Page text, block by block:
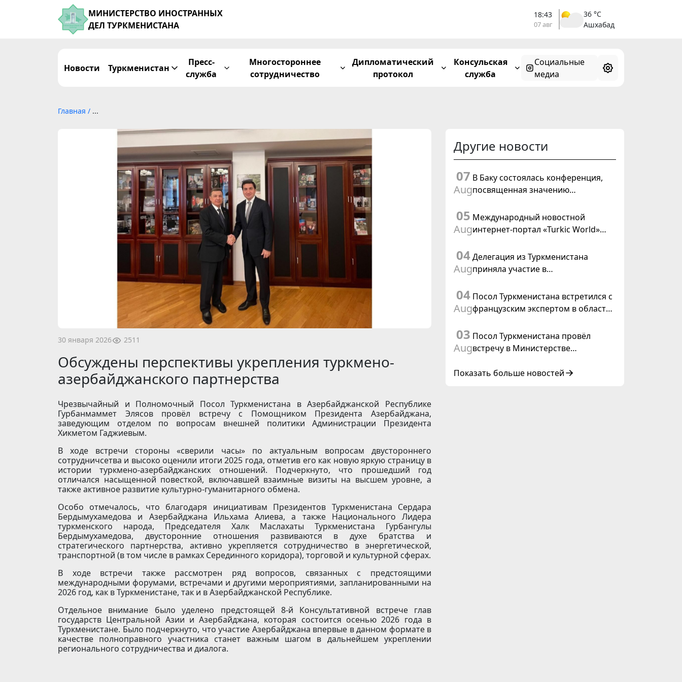
МИНИСТЕРСТВО ИНОСТРАННЫХ
ДЕЛ ТУРКМЕНИСТАНА
18:43
07 авг
36 °C
Ашхабад
Новости Туркменистан
Пресс-
служба
Многостороннее
сотрудничество
Дипломатический
протокол
Консульская
служба
Социальные
медиа
Главная / ...
30 января 2026 2511
Обсуждены перспективы укрепления туркмено-
азербайджанского партнерства
Чрезвычайный и Полномочный Посол Туркменистана в Азербайджанской Республике
Гурбанмаммет Элясов провёл встречу с Помощником Президента Азербайджана,
заведующим отделом по вопросам внешней политики Администрации Президента
Хикметом Гаджиевым.
В ходе встречи стороны «сверили часы» по актуальным вопросам двустороннего
сотрудничсетва и высоко оценили итоги 2025 года, отметив его как новую яркую страницу в
истории туркмено-азербайджанских отношений. Подчеркнуто, что прошедший год
отличался насыщенной повесткой, включавшей взаимные визиты на высшем уровне, а
также активное развитие культурно-гуманитарного обмена.
Особо отмечалось, что благодаря инициативам Президентов Туркменистана Сердара
Бердымухамедова и Азербайджана Ильхама Алиева, а также Национального Лидера
туркменского народа, Председателя Халк Маслахаты Туркменистана Гурбангулы
Бердымухамедова, двусторонние отношения развиваются в духе братства и
стратегического партнерства, активно укрепляется сотрудничество в энергетической,
транспортной (в том числе в рамках Серединного коридора), торговой и культурной сферах.
В ходе встречи также рассмотрен ряд вопросов, связанных с предстоящими
международными форумами, встречами и другими мероприятиями, запланированными на
2026 год, как в Туркменистане, так и в Азербайджанской Республике.
Отдельное внимание было уделено предстоящей 8-й Консультативной встрече глав
государств Центральной Азии и Азербайджана, которая состоится осенью 2026 года в
Туркменистане. Было подчеркнуто, что участие Азербайджана впервые в данном формате в
качестве полноправного участника станет важным шагом в дальнейшем укреплении
регионального сотрудничества и диалога.
Другие новости
07
Aug
В Баку состоялась конференция,
посвященная значению
Маслахаты Туркменистана и
резолюции ООН «Год
05
Aug
Международный новостной
интернет-портал «Turkic World»
подготовки и проведения
заседания Халк Маслахаты
04
Aug
Делегация из Туркменистана
приняла участие в
цифровому коридору CAREC в
Исламабаде
04
Aug
Посол Туркменистана встретился с
французским экспертом в области
03
Aug
Посол Туркменистана провёл
встречу в Министерстве
Показать больше новостей